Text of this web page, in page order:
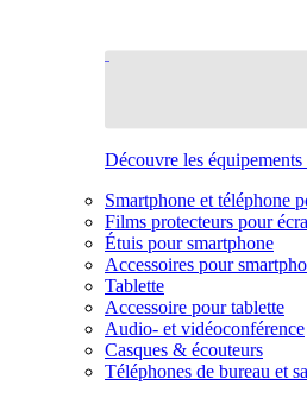
Découvre les
Smartphone et téléphone
Films protecteurs pour
Étuis pour smartphone
Accessoires pour
Tablette
Accessoire pour tablette
Audio- et vidéoconférence
Casques & écouteurs
Téléphones de bureau et